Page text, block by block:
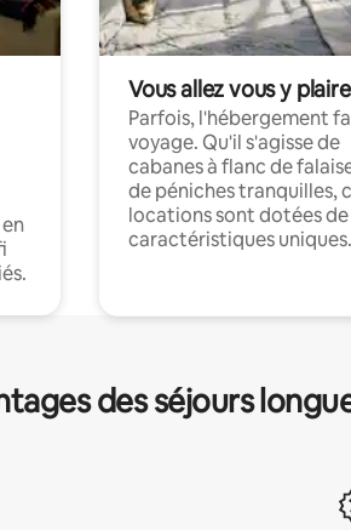
Vous allez vous y plaire
Parfois, l'hébergement
voyage. Qu'il s'agisse de
cabanes à flanc de
de péniches tranquilles,
locations sont dotées de
caractéristiques uniques.
des séjours